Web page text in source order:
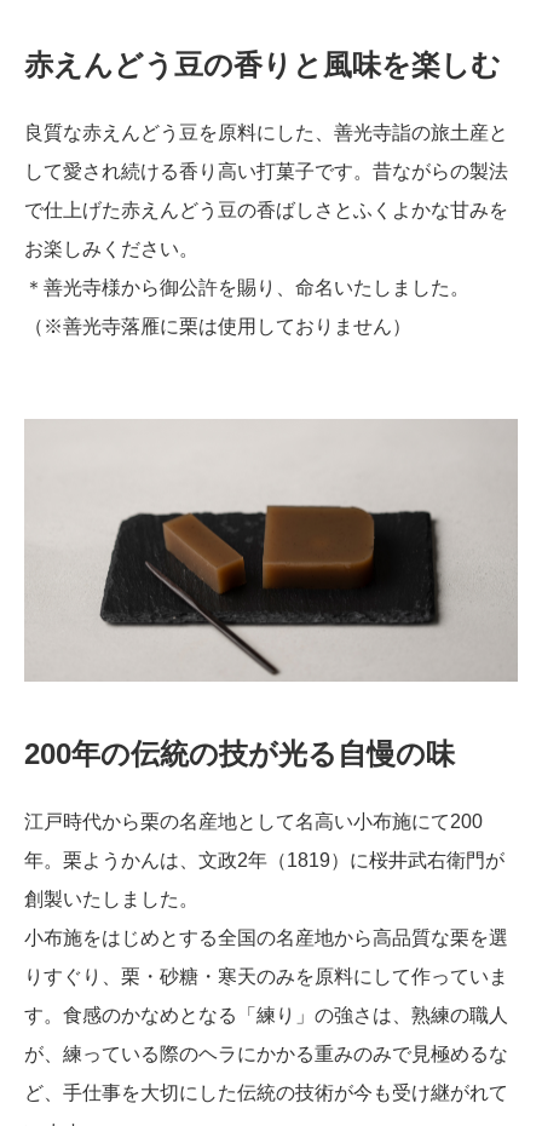
赤えんどう豆の香りと風味を楽しむ
良質な赤えんどう豆を原料にした、善光寺詣の旅土産と
して愛され続ける香り高い打菓子です。昔ながらの製法
で仕上げた赤えんどう豆の香ばしさとふくよかな甘みを
お楽しみください。
＊善光寺様から御公許を賜り、命名いたしました。
（※善光寺落雁に栗は使用しておりません）
200年の伝統の技が光る自慢の味
江戸時代から栗の名産地として名高い小布施にて200
年。栗ようかんは、文政2年（1819）に桜井武右衛門が
創製いたしました。
小布施をはじめとする全国の名産地から高品質な栗を選
りすぐり、栗・砂糖・寒天のみを原料にして作っていま
す。食感のかなめとなる「練り」の強さは、熟練の職人
が、練っている際のヘラにかかる重みのみで見極めるな
ど、手仕事を大切にした伝統の技術が今も受け継がれて